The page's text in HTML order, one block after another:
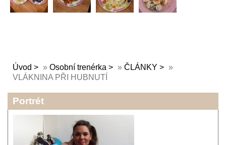
Úvod » Osobní trenérka » ČLÁNKY
»
VLÁKNINA PŘI HUBNUTÍ
Portrét